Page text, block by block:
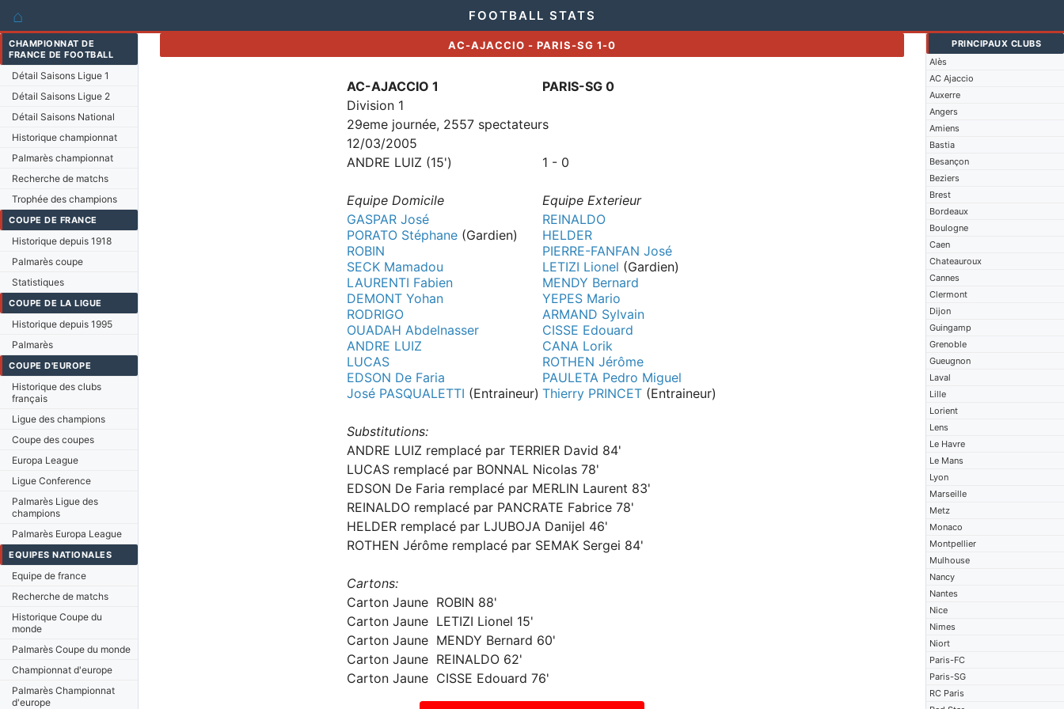
⌂ FOOTBALL STATS
CHAMPIONNAT DE
FRANCE DE FOOTBALL
Détail Saisons Ligue 1
Détail Saisons Ligue 2
Détail Saisons National
Historique championnat
Palmarès championnat
Recherche de matchs
Trophée des champions
COUPE DE FRANCE
Historique depuis 1918
Palmarès coupe
Statistiques
COUPE DE LA LIGUE
Historique depuis 1995
Palmarès
COUPE D'EUROPE
Historique des clubs
français
Ligue des champions
Coupe des coupes
Europa League
Ligue Conference
Palmarès Ligue des
champions
Palmarès Europa League
EQUIPES NATIONALES
Equipe de france
Recherche de matchs
Historique Coupe du
monde
Palmarès Coupe du monde
Championnat d'europe
Palmarès Championnat
d'europe
PRINCIPAUX CLUBS
Alès
AC Ajaccio
Auxerre
Angers
Amiens
Bastia
Besançon
Beziers
Brest
Bordeaux
Boulogne
Caen
Chateauroux
Cannes
Clermont
Dijon
Guingamp
Grenoble
Gueugnon
Laval
Lille
Lorient
Lens
Le Havre
Le Mans
Lyon
Marseille
Metz
Monaco
Montpellier
Mulhouse
Nancy
Nantes
Nice
Nimes
Niort
Paris-FC
Paris-SG
RC Paris
AC-AJACCIO - PARIS-SG 1-0
AC-AJACCIO 1
PARIS-SG 0
Division 1
29eme journée, 2557 spectateurs
12/03/2005
ANDRE LUIZ (15')
1 - 0
Equipe Domicile
Equipe Exterieur
GASPAR José
PORATO Stéphane (Gardien)
ROBIN
SECK Mamadou
LAURENTI Fabien
DEMONT Yohan
RODRIGO
OUADAH Abdelnasser
ANDRE LUIZ
LUCAS
EDSON De Faria
José PASQUALETTI (Entraineur)
REINALDO
HELDER
PIERRE-FANFAN José
LETIZI Lionel (Gardien)
MENDY Bernard
YEPES Mario
ARMAND Sylvain
CISSE Edouard
CANA Lorik
ROTHEN Jérôme
PAULETA Pedro Miguel
Thierry PRINCET (Entraineur)
Substitutions:
ANDRE LUIZ remplacé par TERRIER David 84'
LUCAS remplacé par BONNAL Nicolas 78'
EDSON De Faria remplacé par MERLIN Laurent 83'
REINALDO remplacé par PANCRATE Fabrice 78'
HELDER remplacé par LJUBOJA Danijel 46'
ROTHEN Jérôme remplacé par SEMAK Sergei 84'
Cartons:
Carton Jaune ROBIN 88'
Carton Jaune LETIZI Lionel 15'
Carton Jaune MENDY Bernard 60'
Carton Jaune REINALDO 62'
Carton Jaune CISSE Edouard 76'